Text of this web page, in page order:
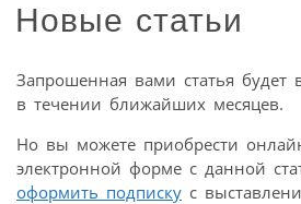
Новые статьи
Запрошенная вами статья будет
в течении ближайших месяцев.
Но вы можете приобрести
электронной форме с данной
оформить подписку с